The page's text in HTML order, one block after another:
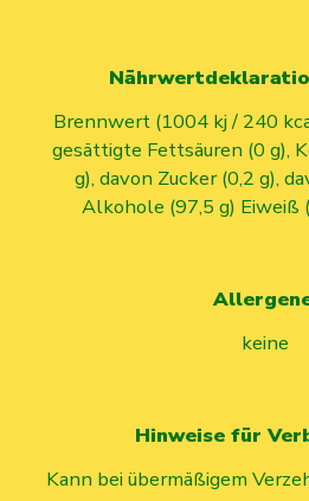
Brennwert (1004 kj / 240
gesättigte Fettsäuren (0 g),
g), davon Zucker (0,2 g),
Alkohole (97,5 g) Eiweiß
keine
Hinweise für
Kann bei übermäßigem